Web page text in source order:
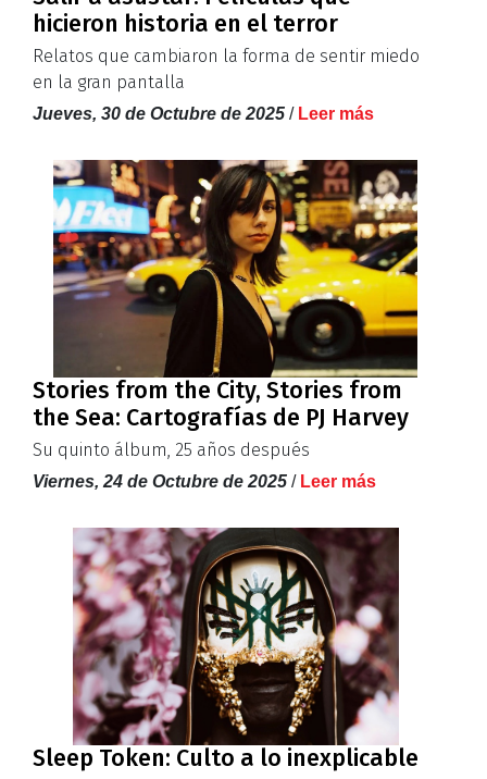
hicieron historia en el terror
Relatos que cambiaron la forma de sentir miedo
en la gran pantalla
Jueves, 30 de Octubre de 2025 / Leer más
Stories from the City, Stories from
the Sea: Cartografías de PJ Harvey
Su quinto álbum, 25 años después
Viernes, 24 de Octubre de 2025 / Leer más
Sleep Token: Culto a lo inexplicable